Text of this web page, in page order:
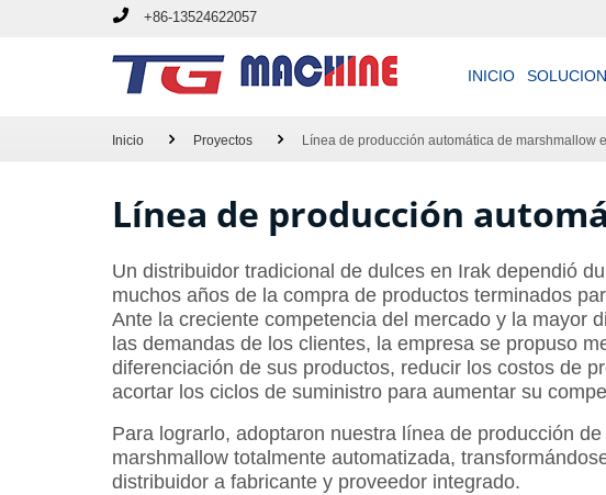
+86-13524622057
INICIO
Inicio Proyectos Línea de producción automática de marshmallow
Línea de producción
Un distribuidor tradicional de dulces en Irak dependió
muchos años de la compra de productos terminados
Ante la creciente competencia del mercado y la mayor
las demandas de los clientes, la empresa se propuso
diferenciación de sus productos, reducir los costos de
acortar los ciclos de suministro para aumentar su
Para lograrlo, adoptaron nuestra línea de producción de
marshmallow totalmente automatizada,
distribuidor a fabricante y proveedor integrado.